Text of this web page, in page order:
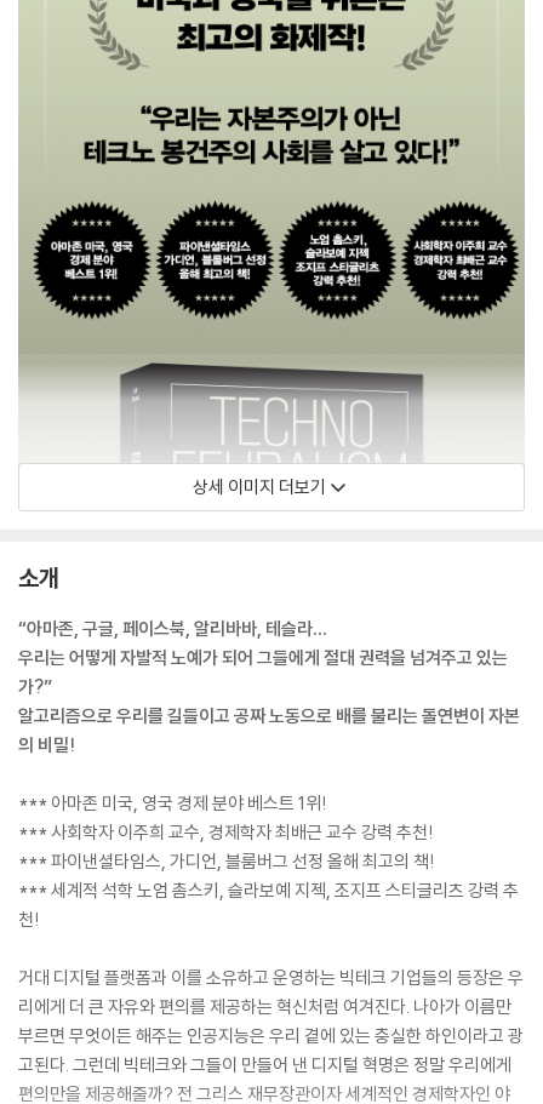
상세 이미지 더보기
소개
“아마존, 구글, 페이스북, 알리바바, 테슬라…
우리는 어떻게 자발적 노예가 되어 그들에게 절대 권력을 넘겨주고 있는
가?”
알고리즘으로 우리를 길들이고 공짜 노동으로 배를 불리는 돌연변이 자본
의 비밀!
*** 아마존 미국, 영국 경제 분야 베스트 1위!
*** 사회학자 이주희 교수, 경제학자 최배근 교수 강력 추천!
*** 파이낸셜타임스, 가디언, 블룸버그 선정 올해 최고의 책!
*** 세계적 석학 노엄 촘스키, 슬라보예 지젝, 조지프 스티글리츠 강력 추
천!
거대 디지털 플랫폼과 이를 소유하고 운영하는 빅테크 기업들의 등장은 우
리에게 더 큰 자유와 편의를 제공하는 혁신처럼 여겨진다. 나아가 이름만
부르면 무엇이든 해주는 인공지능은 우리 곁에 있는 충실한 하인이라고 광
고된다. 그런데 빅테크와 그들이 만들어 낸 디지털 혁명은 정말 우리에게
편의만을 제공해줄까? 전 그리스 재무장관이자 세계적인 경제학자인 야